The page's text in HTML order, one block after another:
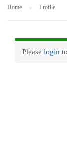
Home Profile
Please login